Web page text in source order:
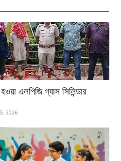
এলপিজি গ্যাস সিলিন্ডার
2026